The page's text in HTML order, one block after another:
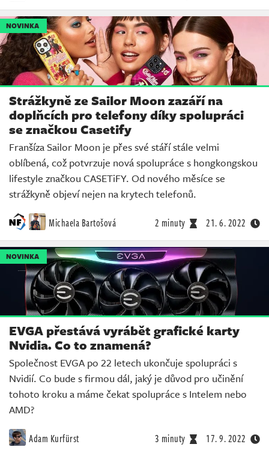
NOVINKA
Strážkyně ze Sailor Moon zazáří na
doplňcích pro telefony díky spolupráci
se značkou Casetify
Franšíza Sailor Moon je přes své stáří stále velmi
oblíbená, což potvrzuje nová spolupráce s hongkongskou
lifestyle značkou CASETiFY. Od nového měsíce se
strážkyně objeví nejen na krytech telefonů.
Michaela Bartošová 2 minuty 21. 6. 2022
NOVINKA
EVGA přestává vyrábět grafické karty
Nvidia. Co to znamená?
Společnost EVGA po 22 letech ukončuje spolupráci s
Nvidií. Co bude s firmou dál, jaký je důvod pro učinění
tohoto kroku a máme čekat spolupráce s Intelem nebo
AMD?
Adam Kurfürst 3 minuty 17. 9. 2022